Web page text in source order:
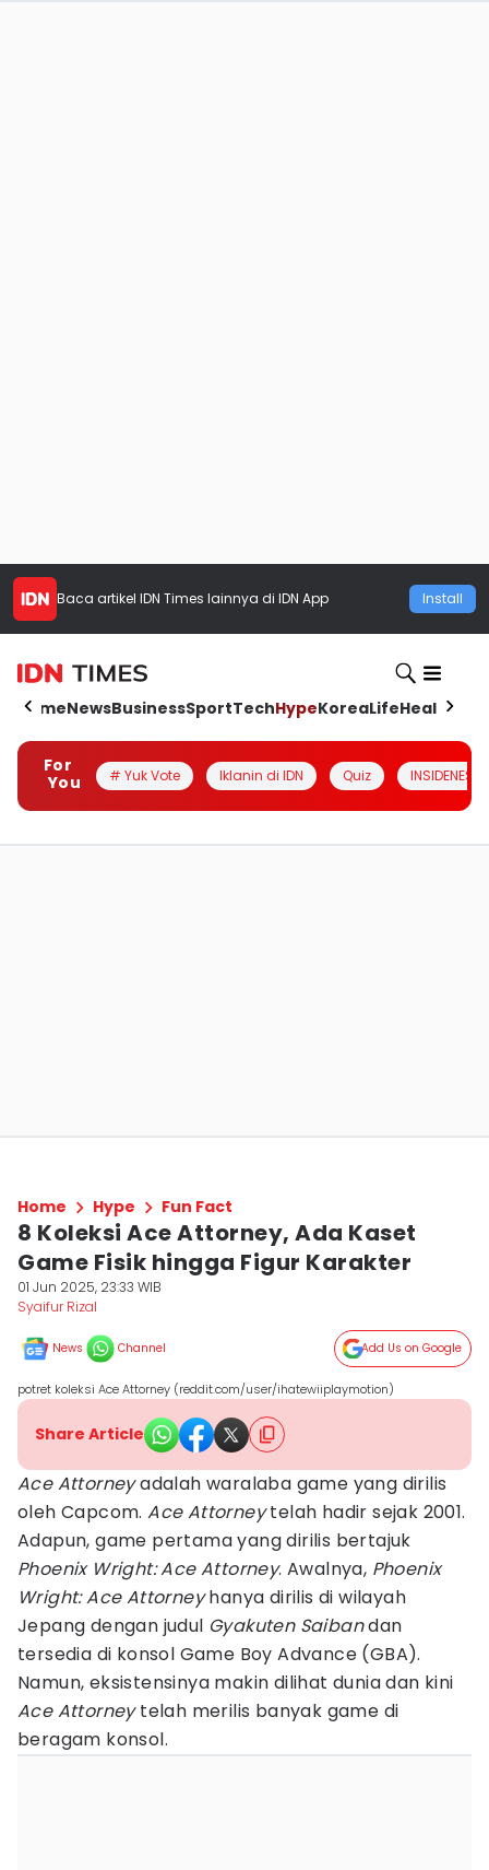
Baca artikel IDN Times lainnya di IDN App Install
HomeNewsBusinessSportTechHypeKoreaLifeHealth
For
You
# Yuk Vote Iklanin di IDN Quiz INSIDENESIA
Home Hype Fun Fact
8 Koleksi Ace Attorney, Ada Kaset
Game Fisik hingga Figur Karakter
01 Jun 2025, 23:33 WIB
Syaifur Rizal
News Channel Add Us on Google
potret koleksi Ace Attorney (reddit.com/user/ihatewiiplaymotion)
Share Article
Ace Attorneyadalah waralaba game yang dirilis
oleh Capcom.Ace Attorneytelah hadir sejak 2001.
Adapun, game pertama yang dirilis bertajuk
Phoenix Wright: Ace Attorney. Awalnya, Phoenix
Wright: Ace Attorneyhanya dirilis di wilayah
Jepang dengan judul Gyakuten Saibandan
tersedia di konsol Game Boy Advance (GBA).
Namun, eksistensinya makin dilihat dunia dan kini
Ace Attorneytelah merilis banyak game di
beragam konsol.